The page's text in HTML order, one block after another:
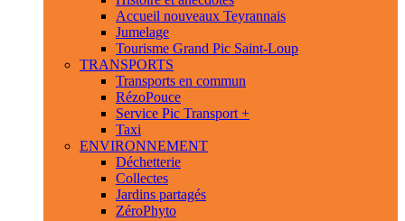
Accueil nouveaux Teyrannais
Jumelage
Tourisme Grand Pic Saint-Loup
TRANSPORTS
Transports en commun
RézoPouce
Service Pic Transport +
Taxi
ENVIRONNEMENT
Déchetterie
Collectes
Jardins partagés
ZéroPhyto